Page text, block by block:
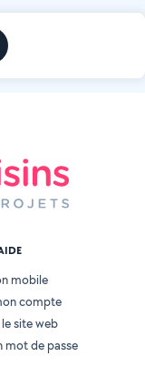
mobile
compte
site web
mot de passe